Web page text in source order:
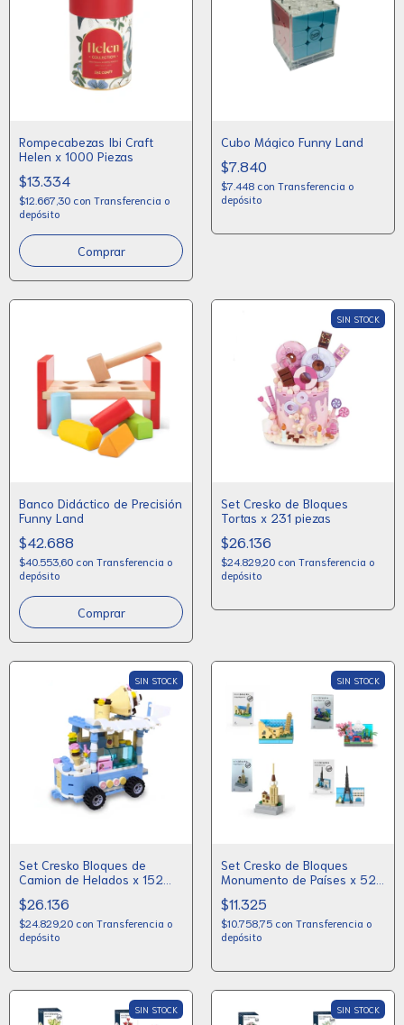
Rompecabezas Ibi Craft
Helen x 1000 Piezas
$13.334
$12.667,30 con Transferencia o
depósito
Cubo Mágico Funny Land
$7.840
$7.448 con Transferencia o
depósito
Banco Didáctico de Precisión
Funny Land
$42.688
$40.553,60 con Transferencia o
depósito
SIN STOCK
Set Cresko de Bloques
Tortas x 231 piezas
$26.136
$24.829,20 con Transferencia o
depósito
SIN STOCK
Set Cresko Bloques de
Camion de Helados x 152
$26.136
$24.829,20 con Transferencia o
depósito
SIN STOCK
Set Cresko de Bloques
Monumento de Países x 52
$11.325
$10.758,75 con Transferencia o
depósito
SIN STOCK SIN STOCK